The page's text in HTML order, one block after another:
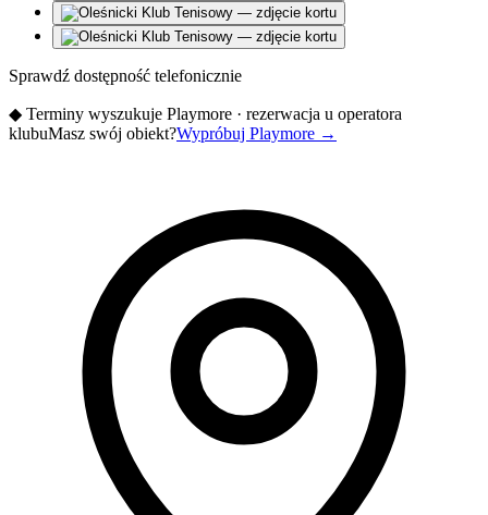
Sprawdź dostępność telefonicznie
◆ Terminy wyszukuje Playmore · rezerwacja u operatora
klubuMasz swój obiekt?Wypróbuj Playmore →